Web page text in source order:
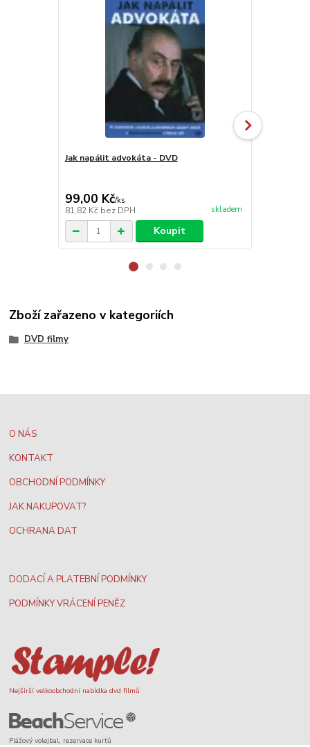
Jak napálit advokáta - DVD
99,00 Kč/ks
81,82 Kč bez DPH skladem
Koupit
Zboží zařazeno v kategoriích
DVD filmy
O NÁS
KONTAKT
OBCHODNÍ PODMÍNKY
JAK NAKUPOVAT?
OCHRANA DAT
DODACÍ A PLATEBNÍ PODMÍNKY
PODMÍNKY VRÁCENÍ PENĚZ
Nejširší velkoobchodní nabídka dvd filmů
Plážový volejbal, rezervace kurtů